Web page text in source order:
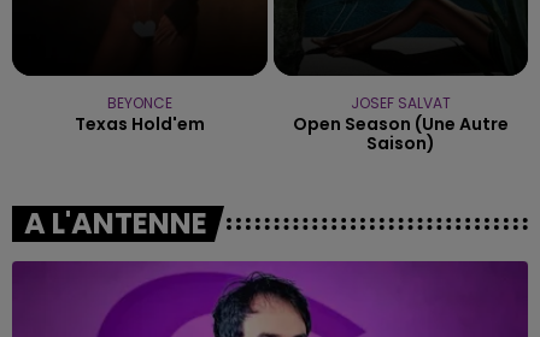
BEYONCE
Texas Hold'em
JOSEF SALVAT
Open Season (une Autre
Saison)
A L'ANTENNE